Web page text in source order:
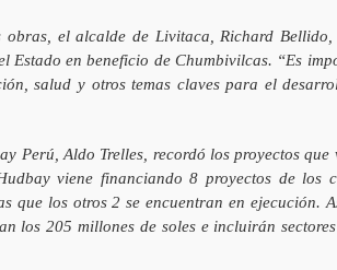
el alcalde de Livitaca, Richard
Estado en beneficio de Chumbivilcas. “Es
salud y otros temas claves para el
Perú, Aldo Trelles, recordó los proyectos
viene financiando 8 proyectos de los
que los otros 2 se encuentran en ejecución.
los 205 millones de soles e incluirán